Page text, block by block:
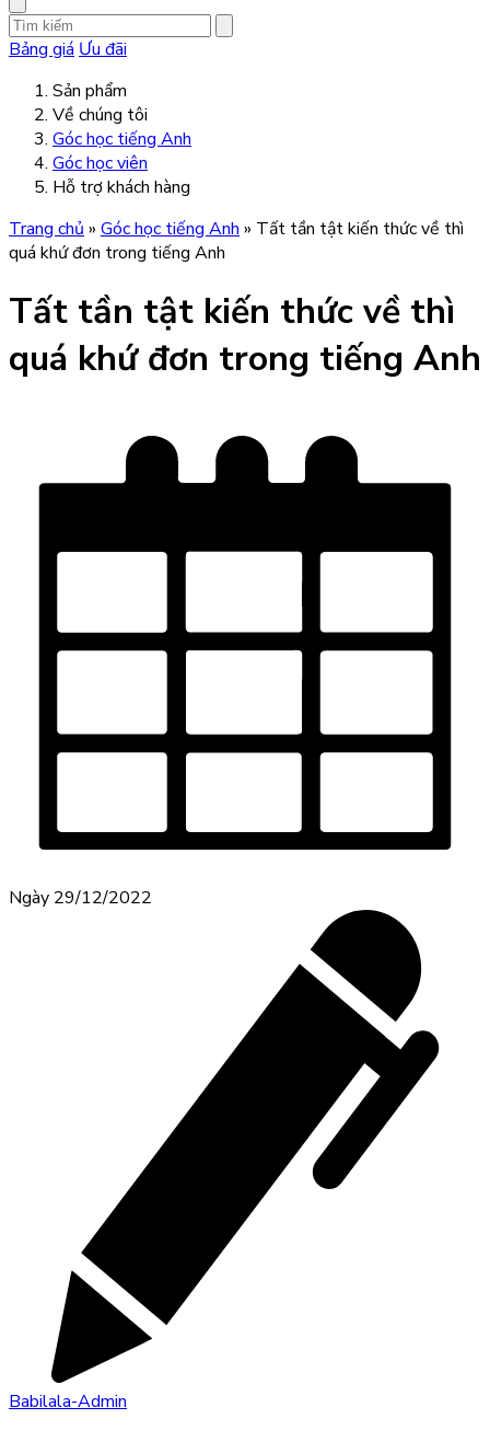
Bảng giá Ưu đãi
Sản phẩm
Về chúng tôi
Góc học tiếng Anh
Góc học viên
Hỗ trợ khách hàng
Trang chủ » Góc học tiếng Anh » Tất tần tật kiến thức về thì
quá khứ đơn trong tiếng Anh
Tất tần tật kiến thức về thì
quá khứ đơn trong tiếng Anh
Ngày 29/12/2022
Babilala-Admin